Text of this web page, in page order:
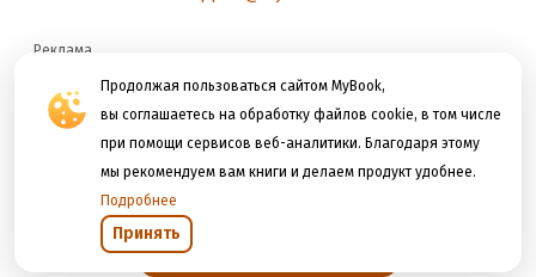
Продолжая пользоваться сайтом MyBook,
вы соглашаетесь на обработку файлов cookie, в том числе
при помощи сервисов веб-аналитики. Благодаря этому
мы рекомендуем вам книги и делаем продукт удобнее.
Подробнее
Принять
Реклама
reklama@litres.ru
Мы принимаем к оплате
Открыть в приложении